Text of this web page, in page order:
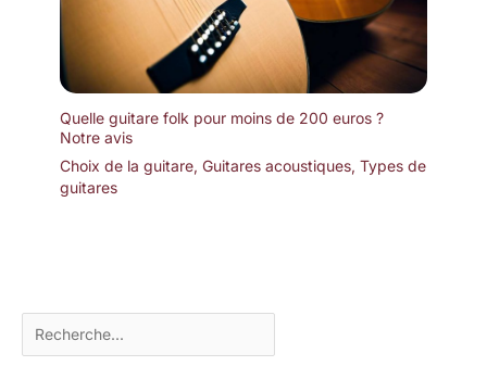
Quelle guitare folk pour moins de 200 euros ?
Notre avis
Choix de la guitare, Guitares acoustiques, Types de
guitares